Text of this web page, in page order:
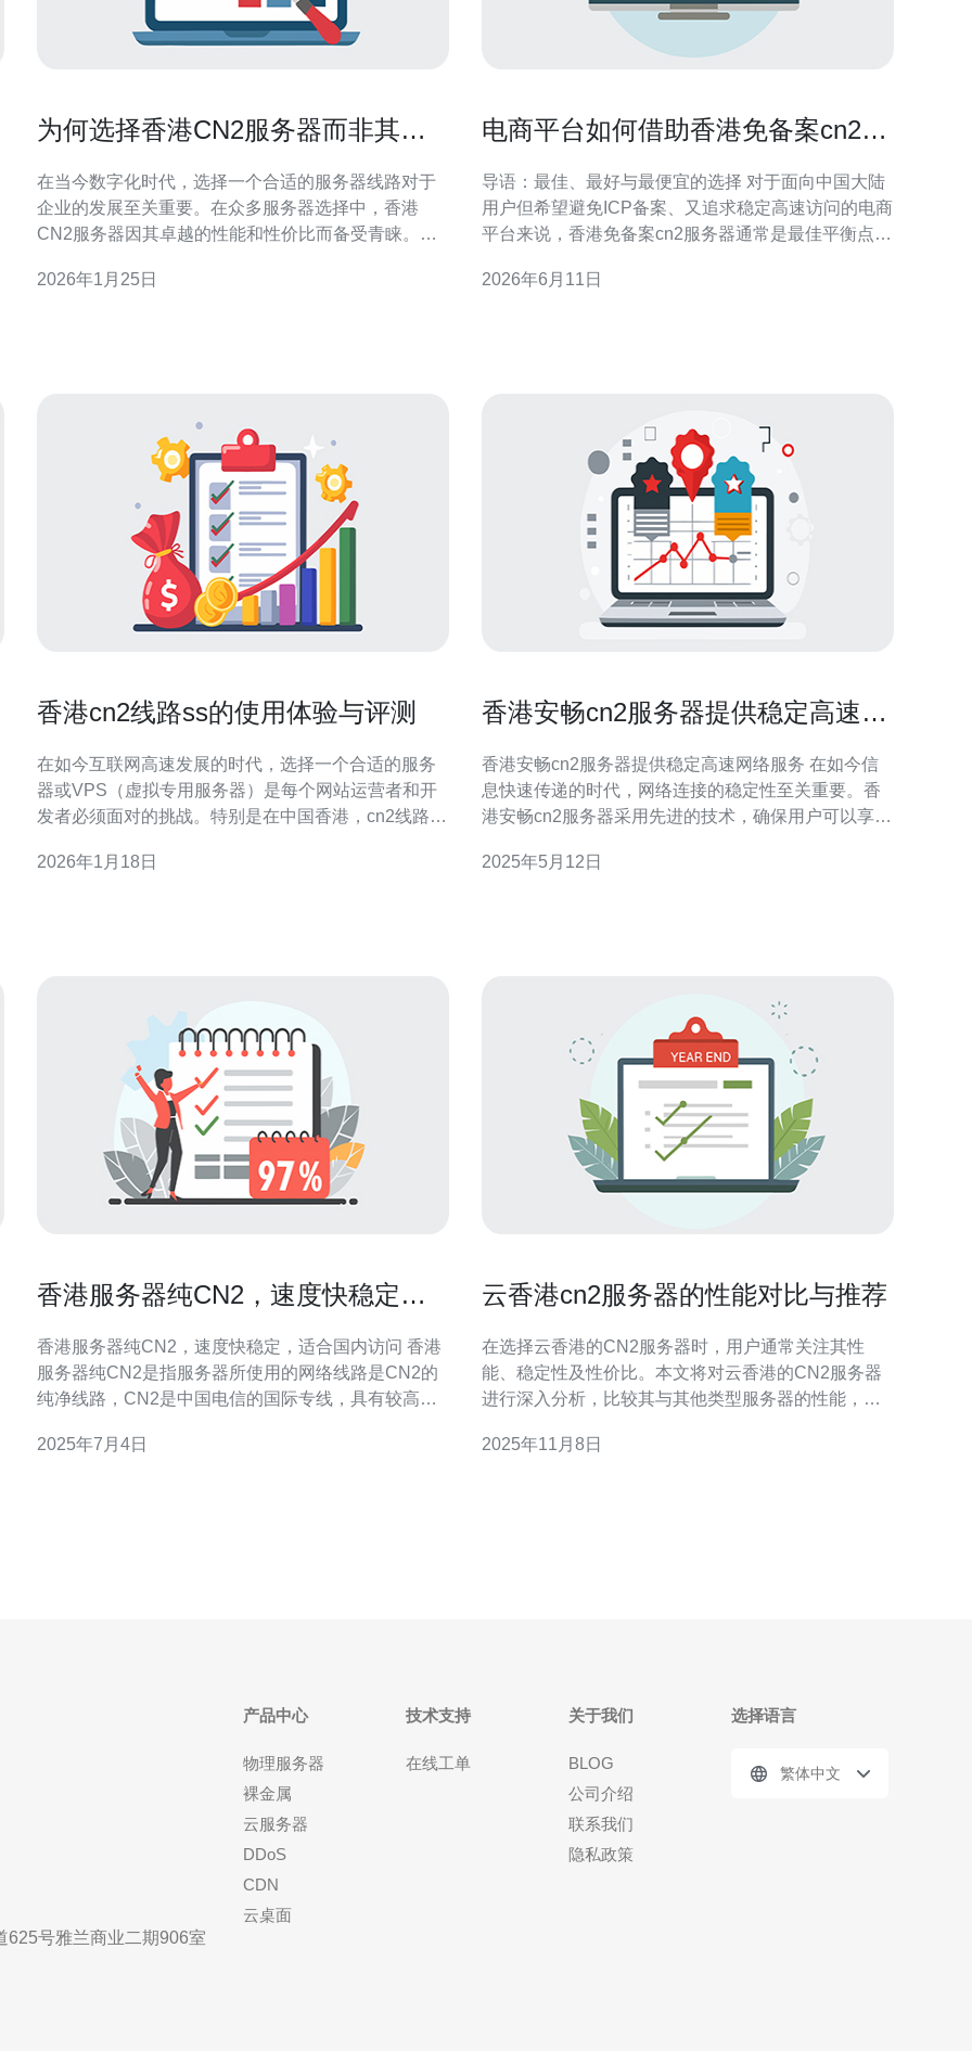
为何选择香港CN2服务器而非其他
在当今数字化时代，选择一个合适的服务器线路对于
企业的发展至关重要。在众多服务器选择中，香港
CN2服务器因其卓越的性能和性价比而备受青睐。无
都展现出了其最佳的优势。因此，本文将深入分析选
2026年1月25日
电商平台如何借助香港免备案cn2服
导语：最佳、最好与最便宜的选择 对于面向中国大陆
用户但希望避免ICP备案、又追求稳定高速访问的电商
平台来说，香港免备案cn2服务器通常是最佳平衡点。
保障；最便宜方案则可能牺牲部分带宽或抗攻击能
2026年6月11日
香港cn2线路ss的使用体验与评测
在如今互联网高速发展的时代，选择一个合适的服务
器或VPS（虚拟专用服务器）是每个网站运营者和开
发者必须面对的挑战。特别是在中国香港，cn2线路因
ss（Shadowsocks）作为一种流行的代理工具，能够
2026年1月18日
香港安畅cn2服务器提供稳定高速网
香港安畅cn2服务器提供稳定高速网络服务 在如今信
息快速传递的时代，网络连接的稳定性至关重要。香
港安畅cn2服务器采用先进的技术，确保用户可以享受
高清视频播放，都能够顺畅进行，不再担心网络断连
2025年5月12日
香港服务器纯CN2，速度快稳定，
香港服务器纯CN2，速度快稳定，适合国内访问 香港
服务器纯CN2是指服务器所使用的网络线路是CN2的
纯净线路，CN2是中国电信的国际专线，具有较高的
路的服务器可以更好地适应国内用户的访问需求。 香
2025年7月4日
云香港cn2服务器的性能对比与推荐
在选择云香港的CN2服务器时，用户通常关注其性
能、稳定性及性价比。本文将对云香港的CN2服务器
进行深入分析，比较其与其他类型服务器的性能，并
云香港的CN2服务器有哪些特点？ 云香港的CN2服务
2025年11月8日
625号雅兰商业二期906室
产品中心
物理服务器
裸金属
云服务器
DDoS
CDN
云桌面
技术支持
在线工单
关于我们
BLOG
公司介绍
联系我们
隐私政策
选择语言
繁体中文